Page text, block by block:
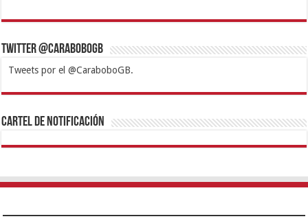
Twitter @CaraboboGB
Tweets por el @CaraboboGB.
1xbetBetturkeyBetistKralbetSupertotobetTipobetMatadorbetMariobet
https://mvbcasino.com/
Cartel de Notificación